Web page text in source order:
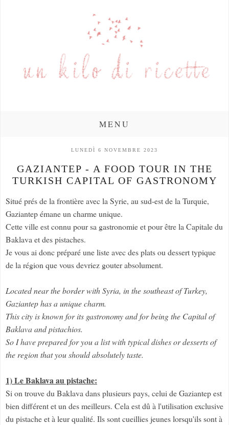
MENU
LUNEDÌ 6 NOVEMBRE 2023
GAZIANTEP - A FOOD TOUR IN THE
TURKISH CAPITAL OF GASTRONOMY
Situé prés de la frontière avec la Syrie, au sud-est de la Turquie,
Gaziantep émane un charme unique.
Cette ville est connu pour sa gastronomie et pour être la Capitale du
Baklava et des pistaches.
Je vous ai donc préparé une liste avec des plats ou dessert typique
de la région que vous devriez gouter absolument.
Located near the border with Syria, in the southeast of Turkey,
Gaziantep has a unique charm.
This city is known for its gastronomy and for being the Capital of
Baklava and pistachios.
So I have prepared for you a list with typical dishes or desserts of
the region that you should absolutely taste.
1) Le Baklava au pistache:
Si on trouve du Baklava dans plusieurs pays, celui de Gaziantep est
bien différent et un des meilleurs. Cela est dû à l'utilisation exclusive
du pistache et à leur qualité. Ils sont cueillies jeunes lorsqu'ils sont à